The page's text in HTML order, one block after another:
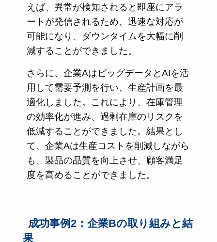
えば、異常が検知されると即座にアラ
ートが発信されるため、迅速な対応が
可能になり、ダウンタイムを大幅に削
減することができました。
さらに、企業AはビッグデータとAIを活
用して需要予測を行い、生産計画を最
適化しました。これにより、在庫管理
の効率化が進み、過剰在庫のリスクを
低減することができました。結果とし
て、企業Aは生産コストを削減しながら
も、製品の品質を向上させ、顧客満足
度を高めることができました。
成功事例2：企業Bの取り組みと結
果